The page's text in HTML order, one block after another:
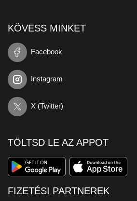
KÖVESS MINKET
Facebook
Instagram
X (Twitter)
TÖLTSD LE AZ APPOT
FIZETÉSI PARTNEREK